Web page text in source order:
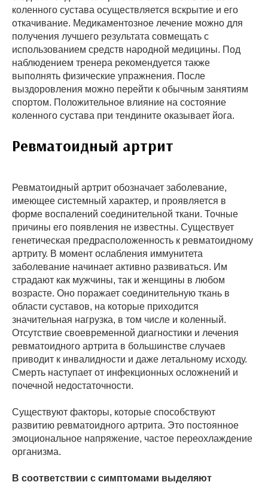
коленного сустава осуществляется вскрытие и его
откачивание. Медикаментозное лечение можно для
получения лучшего результата совмещать с
использованием средств народной медицины. Под
наблюдением тренера рекомендуется также
выполнять физические упражнения. После
выздоровления можно перейти к обычным занятиям
спортом. Положительное влияние на состояние
коленного сустава при тендините оказывает йога.
Ревматоидный артрит
Ревматоидный артрит обозначает заболевание,
имеющее системный характер, и проявляется в
форме воспалений соединительной ткани. Точные
причины его появления не известны. Существует
генетическая предрасположенность к ревматоидному
артриту. В момент ослабления иммунитета
заболевание начинает активно развиваться. Им
страдают как мужчины, так и женщины в любом
возрасте. Оно поражает соединительную ткань в
области суставов, на которые приходится
значительная нагрузка, в том числе и коленный.
Отсутствие своевременной диагностики и лечения
ревматоидного артрита в большинстве случаев
приводит к инвалидности и даже летальному исходу.
Смерть наступает от инфекционных осложнений и
почечной недостаточности.
Существуют факторы, которые способствуют
развитию ревматоидного артрита. Это постоянное
эмоциональное напряжение, частое переохлаждение
организма.
В соответствии с симптомами выделяют